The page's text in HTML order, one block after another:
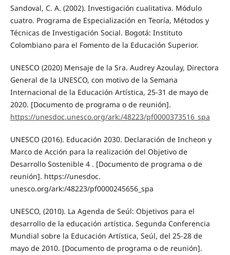
Sandoval, C. A. (2002). Investigación cualitativa. Módulo
cuatro. Programa de Especialización en Teoría, Métodos y
Técnicas de Investigación Social. Bogotá: Instituto
Colombiano para el Fomento de la Educación Superior.
UNESCO (2020) Mensaje de la Sra. Audrey Azoulay, Directora
General de la UNESCO, con motivo de la Semana
Internacional de la Educación Artística, 25-31 de mayo de
2020. [Documento de programa o de reunión].
https://unesdoc.unesco.org/ark:/48223/pf0000373516_spa
UNESCO (2016). Educación 2030. Declaración de Incheon y
Marco de Acción para la realización del Objetivo de
Desarrollo Sostenible 4 . [Documento de programa o de
reunión]. https://unesdoc.
unesco.org/ark:/48223/pf0000245656_spa
UNESCO, (2010). La Agenda de Seúl: Objetivos para el
desarrollo de la educación artística. Segunda Conferencia
Mundial sobre la Educación Artística, Seúl, del 25-28 de
mayo de 2010. [Documento de programa o de reunión].